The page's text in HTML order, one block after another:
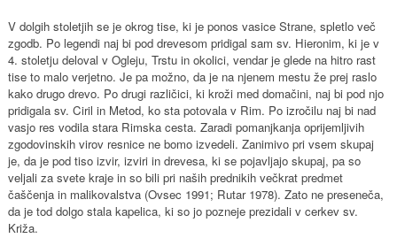
V dolgih stoletjih se je okrog tise, ki je ponos vasice Strane, spletlo več
zgodb. Po legendi naj bi pod drevesom pridigal sam sv. Hieronim, ki je v
4. stoletju deloval v Ogleju, Trstu in okolici, vendar je glede na hitro rast
tise to malo verjetno. Je pa možno, da je na njenem mestu že prej raslo
kako drugo drevo. Po drugi različici, ki kroži med domačini, naj bi pod njo
pridigala sv. Ciril in Metod, ko sta potovala v Rim. Po izročilu naj bi nad
vasjo res vodila stara Rimska cesta. Zaradi pomanjkanja oprijemljivih
zgodovinskih virov resnice ne bomo izvedeli. Zanimivo pri vsem skupaj
je, da je pod tiso izvir, izviri in drevesa, ki se pojavljajo skupaj, pa so
veljali za svete kraje in so bili pri naših prednikih večkrat predmet
čaščenja in malikovalstva (Ovsec 1991; Rutar 1978). Zato ne preseneča,
da je tod dolgo stala kapelica, ki so jo pozneje prezidali v cerkev sv.
Križa.